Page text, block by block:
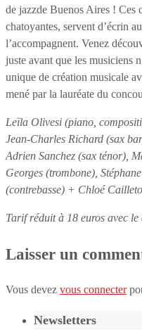
de jazzde Buenos Aires ! Ces
chatoyantes, servent d’écrin
l’accompagnent. Venez
juste avant que les musiciens
unique de création musicale
mené par la lauréate du
Leïla Olivesi (piano,
Jean-Charles Richard (sax
Adrien Sanchez (sax ténor),
Georges (trombone),
(contrebasse) + Chloé
Tarif réduit à 18 euros avec
Laisser un
Vous devez vous connecter
Newsletters